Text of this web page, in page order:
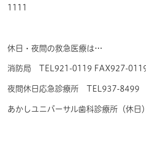
1111
休日・夜間の救急医療は…
消防局 TEL921-0119 FAX927-
夜間休日応急診療所 TEL937-8499
あかしユニバーサル歯科診療所（休